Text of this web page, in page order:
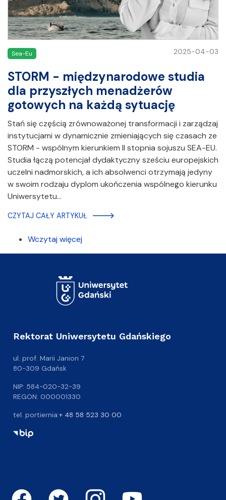
Sea-Eu 2025-04-03
STORM - międzynarodowe studia
dla przyszłych menadżerów
gotowych na każdą sytuację
Stań się częścią zrównoważonej transformacji i zarządzaj
instytucjami w dynamicznie zmieniających się czasach ze
STORM - wspólnym kierunkiem II stopnia sojuszu SEA-EU.
Studia łączą potencjał dydaktyczny sześciu europejskich
uczelni nadmorskich, a ich absolwenci otrzymają jedyny
w swoim rodzaju dyplom ukończenia wspólnego kierunku
Uniwersytetu…
CZYTAJ CAŁY ARTYKUŁ
Wczytaj więcej
Rektorat Uniwersytetu Gdańskiego
ul. prof. Marii Janion 7
80-309 Gdańsk
NIP: 584-020-32-39
REGON: 000001330
tel. portiernia:+ 48 58 523 30 00